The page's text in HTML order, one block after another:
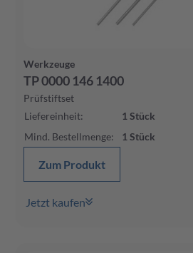
Werkzeuge
TP 0000 146 1400
Prüfstiftset
Liefereinheit: 1 Stück
Mind. Bestellmenge: 1 Stück
Zum Produkt
Jetzt kaufen